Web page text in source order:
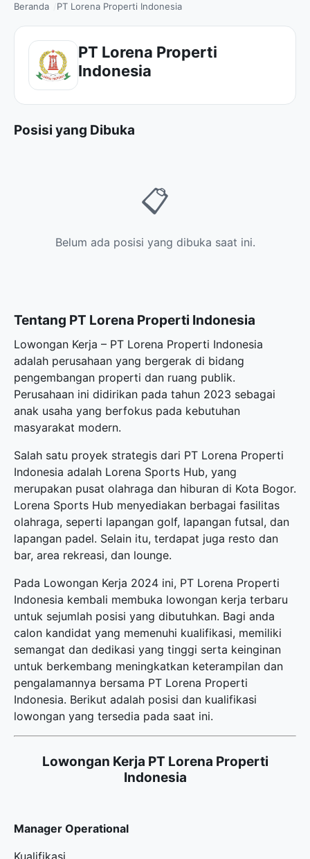
Beranda PT Lorena Properti Indonesia
PT Lorena Properti
Indonesia
Posisi yang Dibuka
📋
Belum ada posisi yang dibuka saat ini.
Tentang PT Lorena Properti Indonesia
Lowongan Kerja – PT Lorena Properti Indonesia
adalah perusahaan yang bergerak di bidang
pengembangan properti dan ruang publik.
Perusahaan ini didirikan pada tahun 2023 sebagai
anak usaha yang berfokus pada kebutuhan
masyarakat modern.
Salah satu proyek strategis dari PT Lorena Properti
Indonesia adalah Lorena Sports Hub, yang
merupakan pusat olahraga dan hiburan di Kota Bogor.
Lorena Sports Hub menyediakan berbagai fasilitas
olahraga, seperti lapangan golf, lapangan futsal, dan
lapangan padel. Selain itu, terdapat juga resto dan
bar, area rekreasi, dan lounge.
Pada Lowongan Kerja 2024 ini, PT Lorena Properti
Indonesia kembali membuka lowongan kerja terbaru
untuk sejumlah posisi yang dibutuhkan. Bagi anda
calon kandidat yang memenuhi kualifikasi, memiliki
semangat dan dedikasi yang tinggi serta keinginan
untuk berkembang meningkatkan keterampilan dan
pengalamannya bersama PT Lorena Properti
Indonesia. Berikut adalah posisi dan kualifikasi
lowongan yang tersedia pada saat ini.
Lowongan Kerja PT Lorena Properti
Indonesia
Manager Operational
Kualifikasi